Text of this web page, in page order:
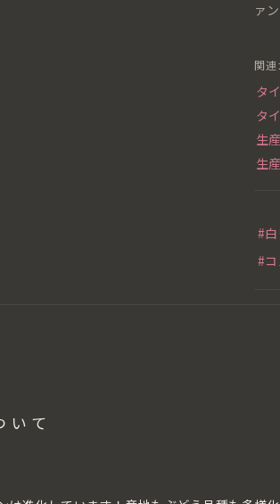
ァ
関連
タ
タ
生
生
#
#コ
いて